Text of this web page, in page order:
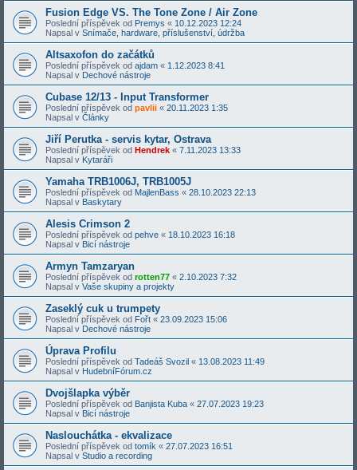
Fusion Edge VS. The Tone Zone / Air Zone
Poslední příspěvek od Premys « 10.12.2023 12:24
Napsal v Snímače, hardware, příslušenství, údržba
Altsaxofon do začátků
Poslední příspěvek od ajdam « 1.12.2023 8:41
Napsal v Dechové nástroje
Cubase 12/13 - Input Transformer
Poslední příspěvek od pavlii « 20.11.2023 1:35
Napsal v Články
Jiří Perutka - servis kytar, Ostrava
Poslední příspěvek od Hendrek « 7.11.2023 13:33
Napsal v Kytaráři
Yamaha TRB1006J, TRB1005J
Poslední příspěvek od MajlenBass « 28.10.2023 22:13
Napsal v Baskytary
Alesis Crimson 2
Poslední příspěvek od pehve « 18.10.2023 16:18
Napsal v Bicí nástroje
Armyn Tamzaryan
Poslední příspěvek od rotten77 « 2.10.2023 7:32
Napsal v Vaše skupiny a projekty
Zaseklý cuk u trumpety
Poslední příspěvek od Fořt « 23.09.2023 15:06
Napsal v Dechové nástroje
Úprava Profilu
Poslední příspěvek od Tadeáš Svozil « 13.08.2023 11:49
Napsal v HudebníFórum.cz
Dvojšlapka výběr
Poslední příspěvek od Banjista Kuba « 27.07.2023 19:23
Napsal v Bicí nástroje
Naslouchátka - ekvalizace
Poslední příspěvek od tomík « 27.07.2023 16:51
Napsal v Studio a recording